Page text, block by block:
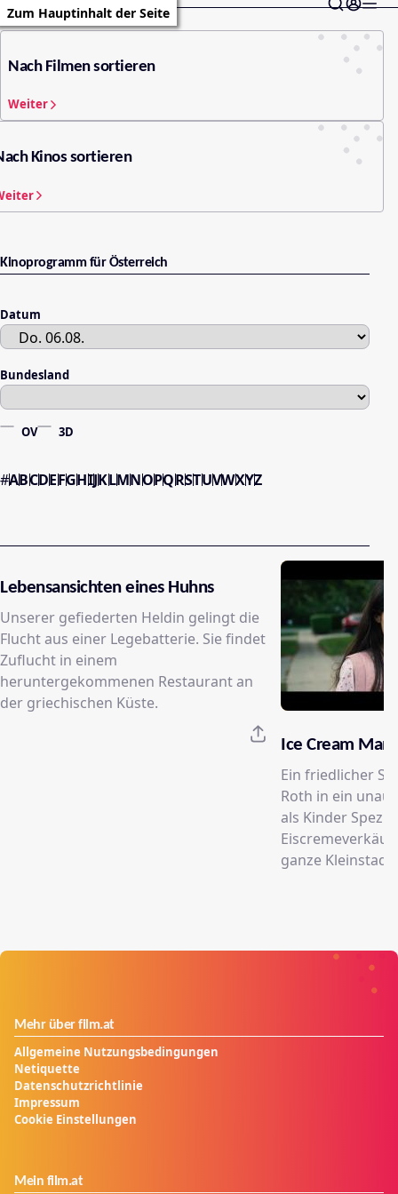
Zum Hauptinhalt der Seite
Nach Filmen sortieren
Weiter
Kinos sortieren
Kinoprogramm für Österreich
Datum
Bundesland
OV 3D
#ABCDEFGHIJKLMNOPQRSTUVWXYZ
Lebensansichten eines Huhns
Unserer gefiederten Heldin gelingt die
Flucht aus einer Legebatterie. Sie findet
Zuflucht in einem
heruntergekommenen Restaurant an
der griechischen Küste.
Ice Cream Man
Ein friedlicher
Roth in ein
als Kinder
ganze Kleinstadt
Mehr über film.at
Allgemeine Nutzungsbedingungen
Netiquette
Datenschutzrichtlinie
Impressum
Cookie Einstellungen
Mein film.at